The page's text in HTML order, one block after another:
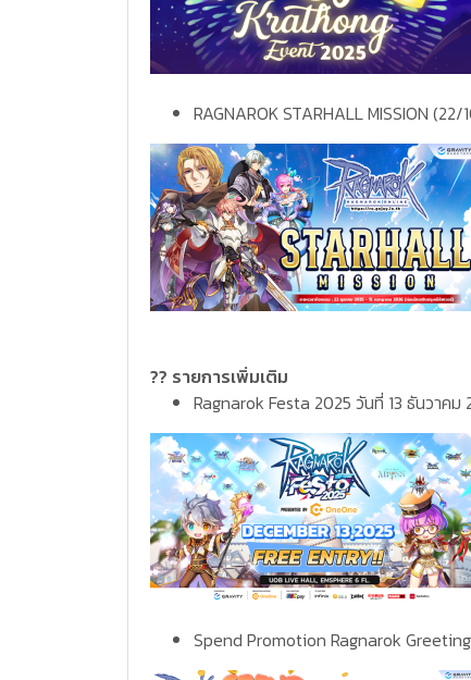
RAGNAROK STARHALL MISSION
?? รายการเพิ่มเติม
Ragnarok Festa 2025 วันที่ 13 ธันวาคม
Spend Promotion Ragnarok